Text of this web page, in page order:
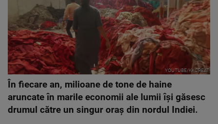
YOUTUBE/KKCREAT
În fiecare an, milioane de tone de haine
aruncate în marile economii ale lumii își găsesc
drumul către un singur oraș din nordul Indiei.